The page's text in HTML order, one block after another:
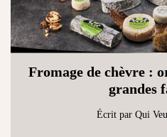
Fromage de chèvre :
grandes
Écrit par Qui